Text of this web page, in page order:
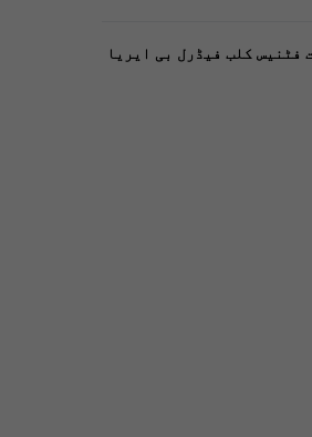
فٹنیس کلب فیڈرل بی ایریا